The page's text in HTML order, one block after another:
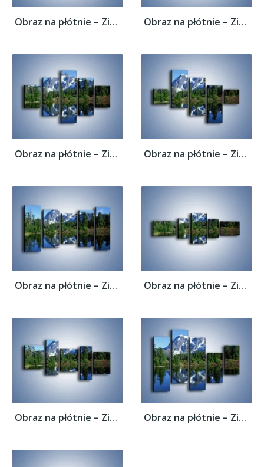
Obraz na płótnie – Zimowe pozostałości w... Obraz na płótnie – Zimowe pozostałości w...
Obraz na płótnie – Zimowe pozostałości w... Obraz na płótnie – Zimowe pozostałości w...
Obraz na płótnie – Zimowe pozostałości w... Obraz na płótnie – Zimowe pozostałości w...
Obraz na płótnie – Zimowe pozostałości w... Obraz na płótnie – Zimowe pozostałości w...